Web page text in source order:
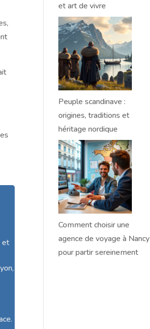
et
et art de vivre
Peuple scandinave :
origines, traditions et
héritage nordique
Comment choisir une
agence de voyage à Nancy
pour partir sereinement